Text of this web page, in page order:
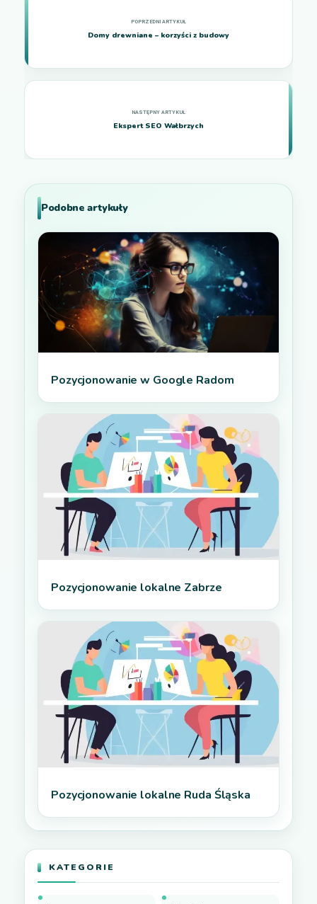
Domy drewniane – korzyści z budowy
Ekspert SEO Wałbrzych
Podobne artykuły
Pozycjonowanie w Google Radom
Pozycjonowanie lokalne Zabrze
Pozycjonowanie lokalne Ruda Śląska
KATEGORIE